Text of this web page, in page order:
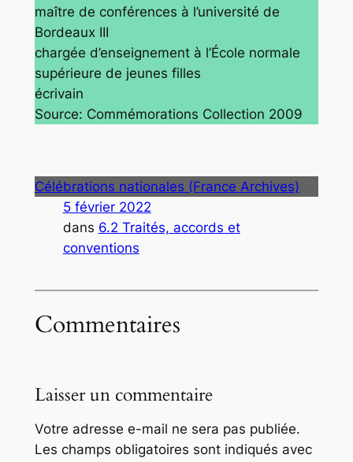
maître de conférences à l’université de
Bordeaux III
chargée d’enseignement à l’École normale
supérieure de jeunes filles
écrivain
Source: Commémorations Collection 2009
Célébrations nationales (France Archives)
5 février 2022
dans 6.2 Traités, accords et
conventions
Commentaires
Laisser un commentaire
Votre adresse e-mail ne sera pas publiée.
Les champs obligatoires sont indiqués avec